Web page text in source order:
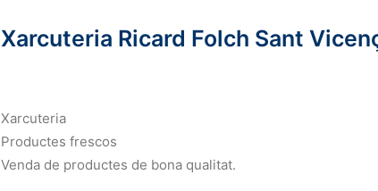
Xarcuteria Ricard Folch Sant
Xarcuteria
Productes frescos
Venda de productes de bona qualitat.